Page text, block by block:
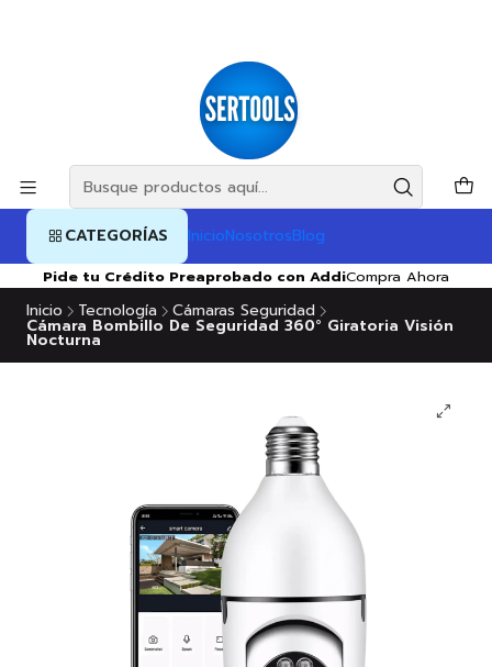
CATEGORÍAS InicioNosotrosBlog
Pide tu Crédito Preaprobado con AddiCompra Ahora
Inicio Tecnología Cámaras Seguridad
Cámara Bombillo De Seguridad 360° Giratoria Visión
Nocturna